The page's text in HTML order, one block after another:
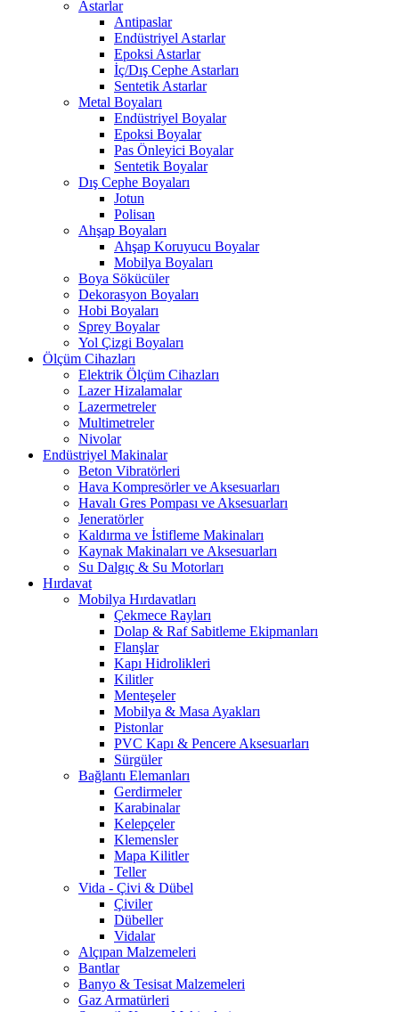
Astarlar
Antipaslar
Endüstriyel Astarlar
Epoksi Astarlar
İç/Dış Cephe Astarları
Sentetik Astarlar
Metal Boyaları
Endüstriyel Boyalar
Epoksi Boyalar
Pas Önleyici Boyalar
Sentetik Boyalar
Dış Cephe Boyaları
Jotun
Polisan
Ahşap Boyaları
Ahşap Koruyucu Boyalar
Mobilya Boyaları
Boya Sökücüler
Dekorasyon Boyaları
Hobi Boyaları
Sprey Boyalar
Yol Çizgi Boyaları
Ölçüm Cihazları
Elektrik Ölçüm Cihazları
Lazer Hizalamalar
Lazermetreler
Multimetreler
Nivolar
Endüstriyel Makinalar
Beton Vibratörleri
Hava Kompresörler ve Aksesuarları
Havalı Gres Pompası ve Aksesuarları
Jeneratörler
Kaldırma ve İstifleme Makinaları
Kaynak Makinaları ve Aksesuarları
Su Dalgıç & Su Motorları
Hırdavat
Mobilya Hırdavatları
Çekmece Rayları
Dolap & Raf Sabitleme Ekipmanları
Flanşlar
Kapı Hidrolikleri
Kilitler
Menteşeler
Mobilya & Masa Ayakları
Pistonlar
PVC Kapı & Pencere Aksesuarları
Sürgüler
Bağlantı Elemanları
Gerdirmeler
Karabinalar
Kelepçeler
Klemensler
Mapa Kilitler
Teller
Vida - Çivi & Dübel
Çiviler
Dübeller
Vidalar
Alçıpan Malzemeleri
Bantlar
Banyo & Tesisat Malzemeleri
Gaz Armatürleri